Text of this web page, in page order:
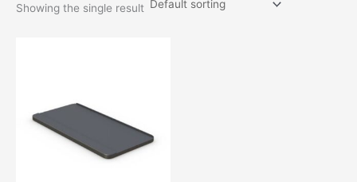
Showing the single result